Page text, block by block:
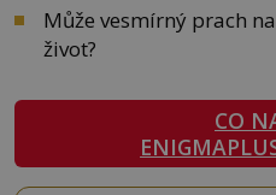
Může vesmírný prach
život?
CO